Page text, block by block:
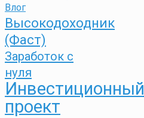
Влог
Высокодоходник
(Фаст)
Заработок с
нуля
Инвестиционный
проект